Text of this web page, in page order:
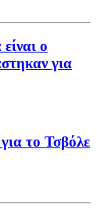
ο
για
το Τσβόλε